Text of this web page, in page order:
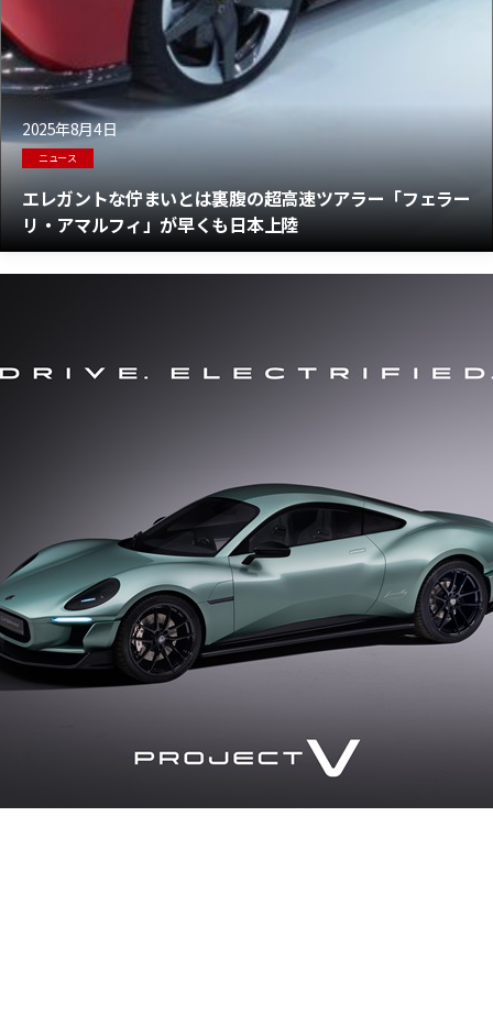
2025年8月4日
ニュース
エレガントな佇まいとは裏腹の超高速ツアラー「フェラー
リ・アマルフィ」が早くも日本上陸